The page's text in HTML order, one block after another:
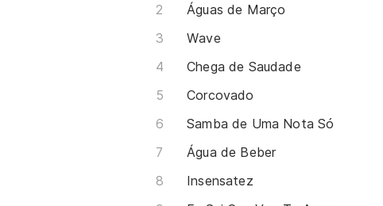
Águas de Março
Wave
Chega de Saudade
Corcovado
Samba de Uma Nota Só
Água de Beber
Insensatez